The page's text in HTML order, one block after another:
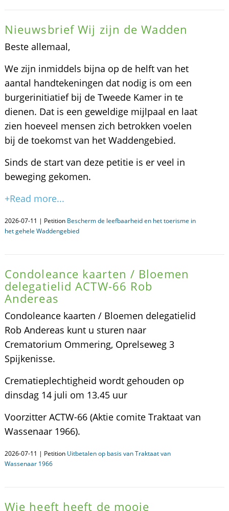
Nieuwsbrief Wij zijn de Wadden
Beste allemaal,
We zijn inmiddels bijna op de helft van het
aantal handtekeningen dat nodig is om een
burgerinitiatief bij de Tweede Kamer in te
dienen. Dat is een geweldige mijlpaal en laat
zien hoeveel mensen zich betrokken voelen
bij de toekomst van het Waddengebied.
Sinds de start van deze petitie is er veel in
beweging gekomen.
+Read more...
2026-07-11 | Petition Bescherm de leefbaarheid en het toerisme in
het gehele Waddengebied
Condoleance kaarten / Bloemen
delegatielid ACTW-66 Rob
Andereas
Condoleance kaarten / Bloemen delegatielid
Rob Andereas kunt u sturen naar
Crematorium Ommering, Oprelseweg 3
Spijkenisse.
Crematieplechtigheid wordt gehouden op
dinsdag 14 juli om 13.45 uur
Voorzitter ACTW-66 (Aktie comite Traktaat van
Wassenaar 1966).
2026-07-11 | Petition Uitbetalen op basis van Traktaat van
Wassenaar 1966
Wie heeft heeft de mooie